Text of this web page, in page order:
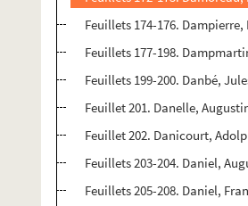
Feuillets 174-176.
Feuillets 177-198.
Feuillets 199-200. Danbé,
Feuillet 201. Danelle,
Feuillet 202. Danicourt,
Feuillets 203-204. Daniel,
Feuillets 205-208. Daniel,